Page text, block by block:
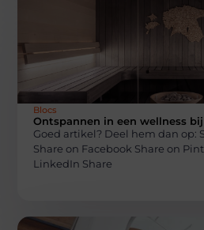
Blocs
Ontspannen in een wellness
Goed artikel? Deel hem dan op:
Share on Facebook Share on
LinkedIn Share